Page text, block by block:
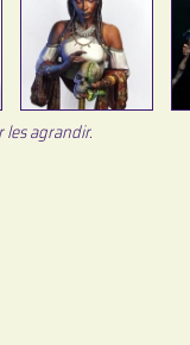
les agrandir.